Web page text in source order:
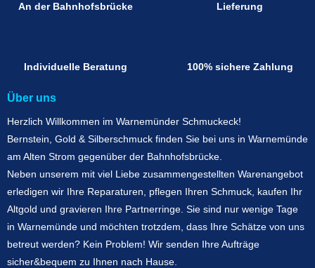
An der Bahnhofsbrücke Lieferung
Individuelle Beratung 100% sichere Zahlung
Über uns
Herzlich Willkommen im Warnemünder Schmuckeck!
Bernstein, Gold & Silberschmuck finden Sie bei uns in Warnemünde
am Alten Strom gegenüber der Bahnhofsbrücke.
Neben unserem mit viel Liebe zusammengestellten Warenangebot
erledigen wir Ihre Reparaturen, pflegen Ihren Schmuck, kaufen Ihr
Altgold und gravieren Ihre Partnerringe. Sie sind nur wenige Tage
in Warnemünde und möchten trotzdem, dass Ihre Schätze von uns
betreut werden? Kein Problem! Wir senden Ihre Aufträge
sicher&bequem zu Ihnen nach Hause.